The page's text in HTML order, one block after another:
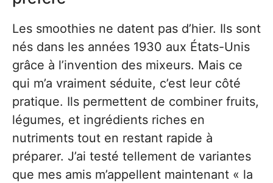
Les smoothies ne datent pas d’hier. Ils sont
nés dans les années 1930 aux États-Unis
grâce à l’invention des mixeurs. Mais ce
qui m’a vraiment séduite, c’est leur côté
pratique. Ils permettent de combiner fruits,
légumes, et ingrédients riches en
nutriments tout en restant rapide à
préparer. J’ai testé tellement de variantes
que mes amis m’appellent maintenant « la